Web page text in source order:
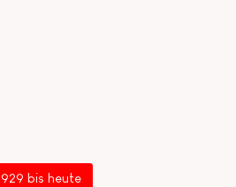
bis heute